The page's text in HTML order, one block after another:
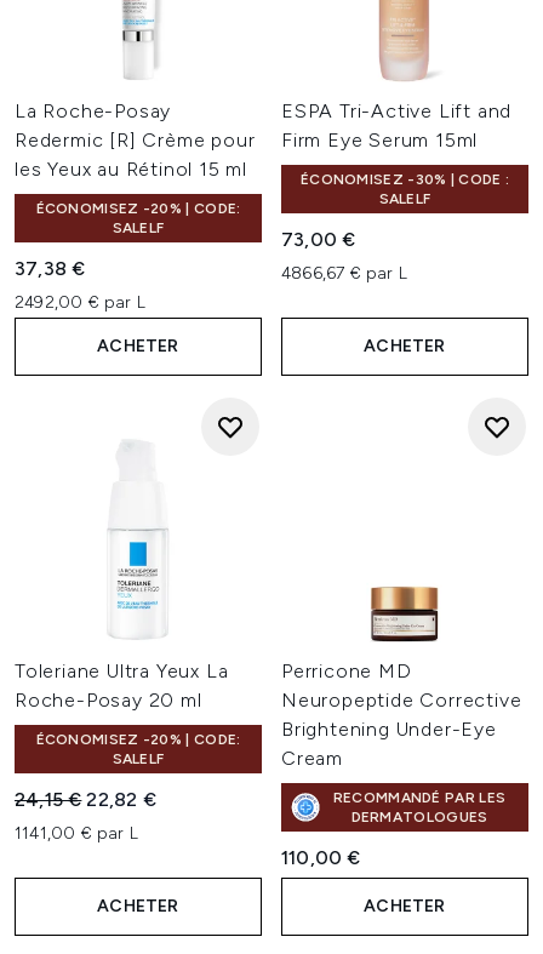
La Roche-Posay
Redermic [R] Crème pour
les Yeux au Rétinol 15 ml
ÉCONOMISEZ -20% | CODE:
SALELF
37,38 €
2492,00 € par L
ACHETER
ESPA Tri-Active Lift and
Firm Eye Serum 15ml
ÉCONOMISEZ -30% | CODE :
SALELF
73,00 €
4866,67 € par L
ACHETER
Toleriane Ultra Yeux La
Roche-Posay 20 ml
ÉCONOMISEZ -20% | CODE:
SALELF
Prix de vente :
24,15 €Prix ​​actuel :
22,82 €
1141,00 € par L
ACHETER
Perricone MD
Neuropeptide Corrective
Brightening Under-Eye
Cream
RECOMMANDÉ PAR LES
DERMATOLOGUES
110,00 €
ACHETER